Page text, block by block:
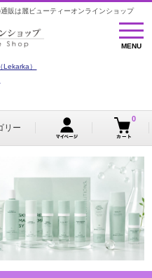
販は麗ビューティーオンラインショップ
MENU
MENU
Lekarka）
リー
0